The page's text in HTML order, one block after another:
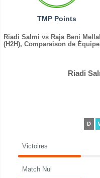
TMP Points
Riadi Salmi vs Raja Beni
(H2H), Comparaison de
Riadi
D
Victoires
Match Nul